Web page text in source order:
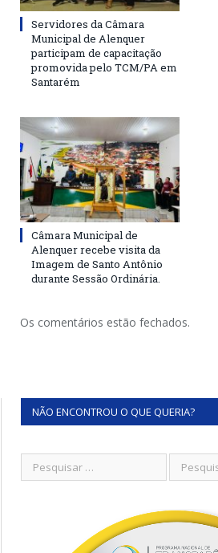
Servidores da Câmara
Municipal de Alenquer
participam de capacitação
promovida pelo TCM/PA em
Santarém
Câmara Municipal de
Alenquer recebe visita da
Imagem de Santo Antônio
durante Sessão Ordinária.
Os comentários estão fechados.
NÃO ENCONTROU O QUE QUERIA?